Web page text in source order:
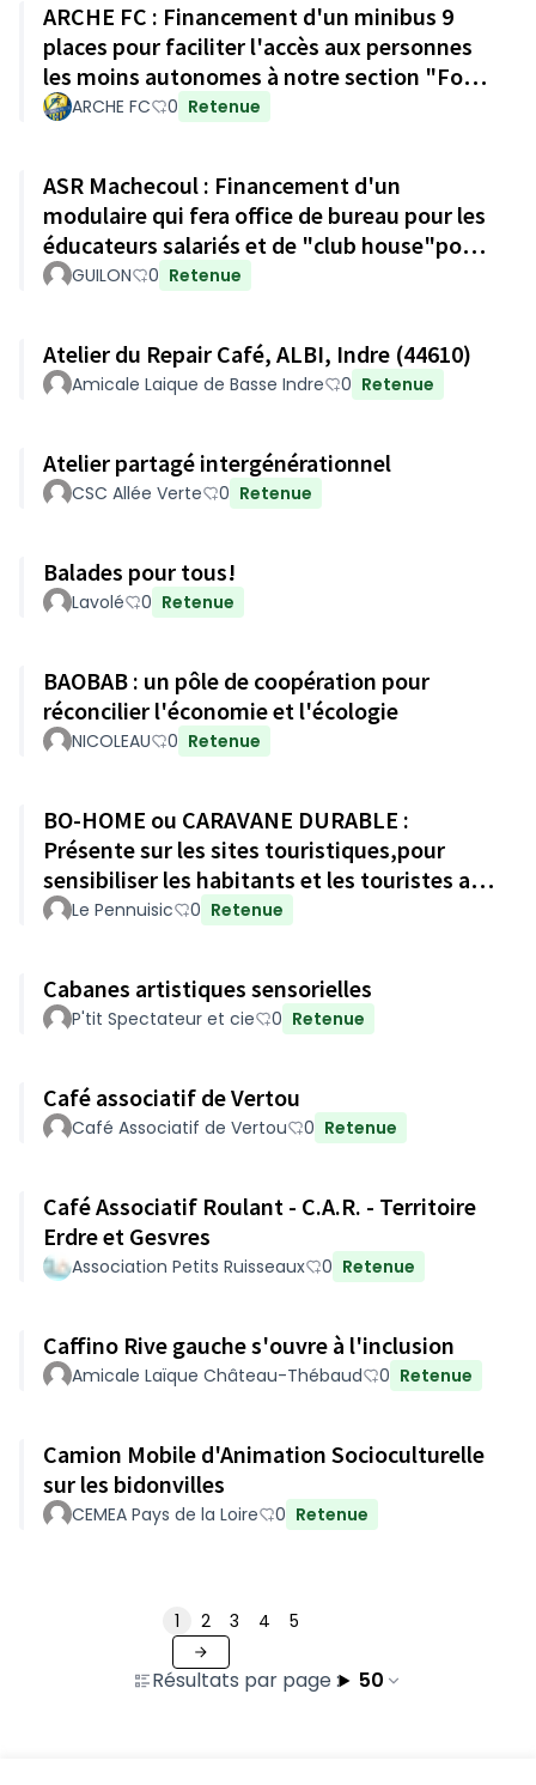
ARCHE FC : Financement d'un minibus 9
places pour faciliter l'accès aux personnes
les moins autonomes à notre section "Foot
Adapté".
ARCHE FC 0 Retenue
ASR Machecoul : Financement d'un
modulaire qui fera office de bureau pour les
éducateurs salariés et de "club house"pour
les licenciés du club
GUILON 0 Retenue
Atelier du Repair Café, ALBI, Indre (44610)
Amicale Laique de Basse Indre 0 Retenue
Atelier partagé intergénérationnel
CSC Allée Verte 0 Retenue
Balades pour tous!
Lavolé 0 Retenue
BAOBAB : un pôle de coopération pour
réconcilier l'économie et l'écologie
NICOLEAU 0 Retenue
BO-HOME ou CARAVANE DURABLE :
Présente sur les sites touristiques,pour
sensibiliser les habitants et les touristes au
developpement durable .
Le Pennuisic 0 Retenue
Cabanes artistiques sensorielles
P'tit Spectateur et cie 0 Retenue
Café associatif de Vertou
Café Associatif de Vertou 0 Retenue
Café Associatif Roulant - C.A.R. - Territoire
Erdre et Gesvres
Association Petits Ruisseaux 0 Retenue
Caffino Rive gauche s'ouvre à l'inclusion
Amicale Laïque Château-Thébaud 0 Retenue
Camion Mobile d'Animation Socioculturelle
sur les bidonvilles
CEMEA Pays de la Loire 0 Retenue
Résultats par page : 50
1 2 3 4 5